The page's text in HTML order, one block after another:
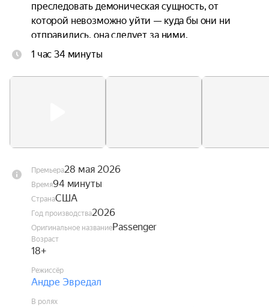
преследовать демоническая сущность, от
которой невозможно уйти — куда бы они ни
отправились, она следует за ними.
1 час 34 минуты
Премьера28 мая 2026
Время94 минуты
СтранаСША
Год производства2026
Оригинальное названиеPassenger
Возраст
18+
Режиссёр
Андре Эвредал
В ролях